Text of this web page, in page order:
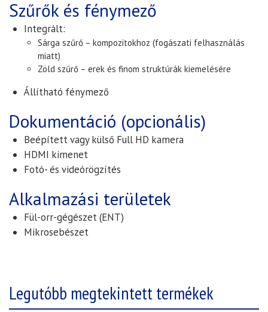
Szűrők és fénymező
Integrált:
Sárga szűrő– kompozitokhoz (fogászati felhasználás
miatt)
Zöld szűrő– erek és finom struktúrák kiemelésére
Állítható fénymező
Dokumentáció (opcionális)
Beépített vagy külső Full HD kamera
HDMI kimenet
Fotó- és videórögzítés
Alkalmazási területek
Fül-orr-gégészet (ENT)
Mikrosebészet
Legutóbb megtekintett termékek